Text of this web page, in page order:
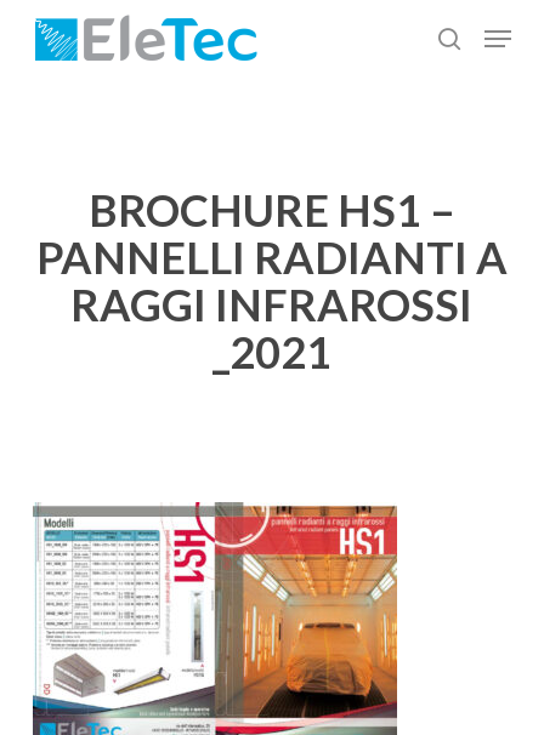
Salta
cerca
Menu
BROCHURE HS1 –
PANNELLI RADIANTI A
RAGGI INFRAROSSI
_2021